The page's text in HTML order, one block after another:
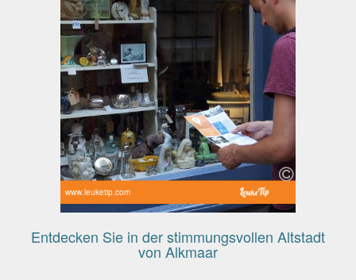
www.leuketip.com
Entdecken Sie in der stimmungsvollen Altstadt
von Alkmaar